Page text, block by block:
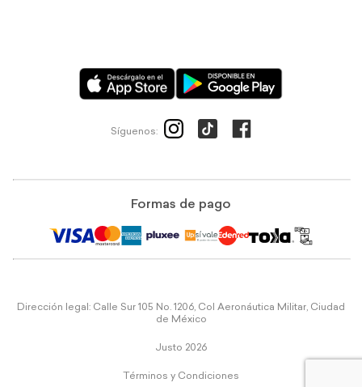
Síguenos:
Formas de pago
Dirección legal: Calle Sur 105 No. 1206, Col Aeronáutica Militar, Ciudad
de México
Justo 2026
Términos y Condiciones